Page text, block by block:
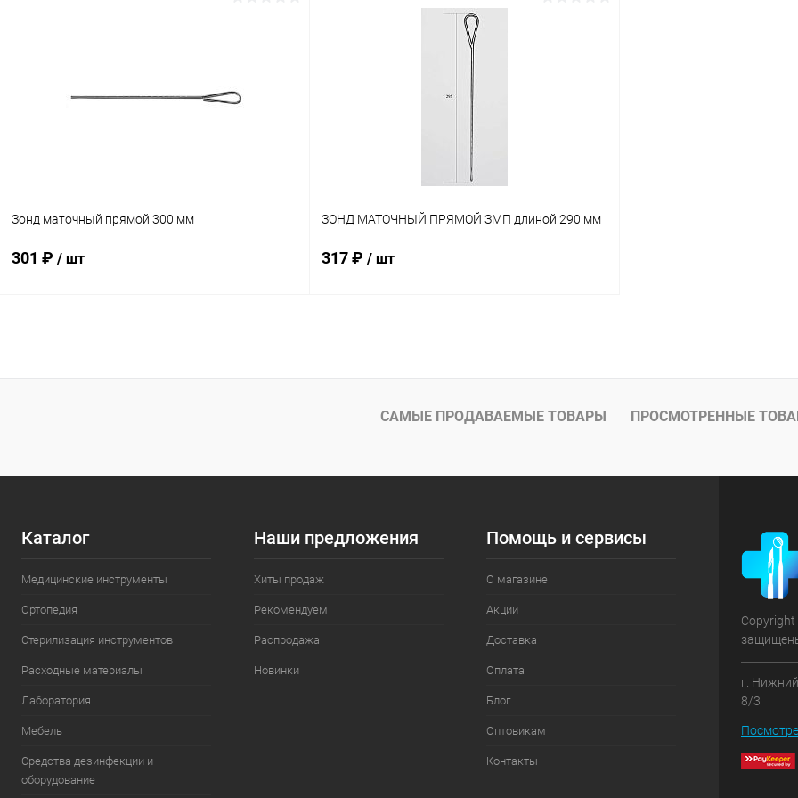
В избранное В наличии
В корзину
Зонд маточный прямой 300 мм
301 ₽ / шт
Купить в 1 клик Сравнение
ЗОНД МАТОЧНЫЙ ПРЯМОЙ ЗМП длиной 290 мм
317 ₽ / шт
Купить в 1 клик Сравнение
В избранное В наличии
САМЫЕ ПРОДАВАЕМЫЕ ТОВАРЫ ПРОСМОТРЕННЫЕ
Каталог
Медицинские инструменты
Ортопедия
Стерилизация инструментов
Расходные материалы
Лаборатория
Мебель
Средства дезинфекции и
оборудование
Наши предложения
Хиты продаж
Рекомендуем
Распродажа
Новинки
Помощь и сервисы
О магазине
Акции
Доставка
Оплата
Блог
Оптовикам
Контакты
г.
8/3